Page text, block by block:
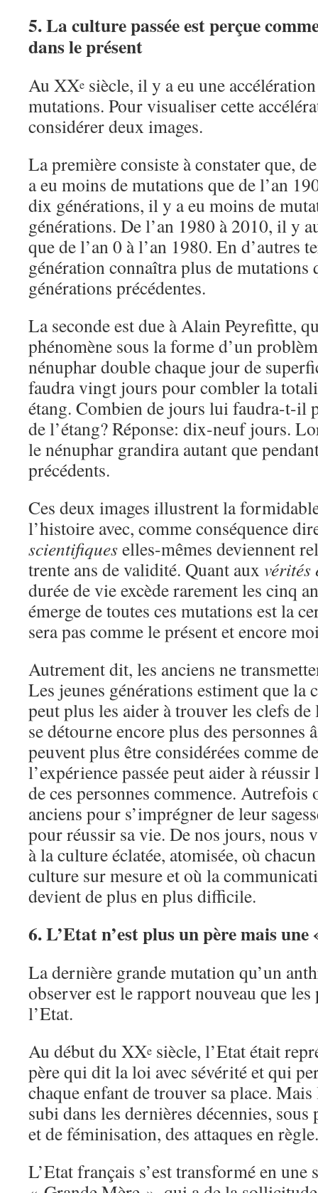
5. La culture passée est perçue
dans le présent
Au XXe siècle, il y a eu une
mutations. Pour visualiser cette
considérer deux images.
La première consiste à constater que,
a eu moins de mutations que de l’an
dix générations, il y a eu moins de
générations. De l’an 1980 à 2010, il y
que de l’an 0 à l’an 1980. En d’autres
génération connaîtra plus de mutations
générations précédentes.
La seconde est due à Alain Peyrefitte,
phénomène sous la forme d’un
nénuphar double chaque jour de
faudra vingt jours pour combler la
étang. Combien de jours lui faudra-t-il
de l’étang? Réponse: dix-neuf jours.
le nénuphar grandira autant que
précédents.
Ces deux images illustrent la
l’histoire avec, comme conséquence
scientifiqueselles-mêmes deviennent
trente ans de validité. Quant aux vérités
durée de vie excède rarement les cinq
émerge de toutes ces mutations est la
sera pas comme le présent et encore
Autrement dit, les anciens ne
Les jeunes générations estiment que la
peut plus les aider à trouver les clefs de
se détourne encore plus des personnes
peuvent plus être considérées comme
l’expérience passée peut aider à
de ces personnes commence. Autrefois
anciens pour s’imprégner de leur
pour réussir sa vie. De nos jours, nous
à la culture éclatée, atomisée, où
culture sur mesure et où la
devient de plus en plus difficile.
6. L’Etat n’est plus un père mais
La dernière grande mutation qu’un
observer est le rapport nouveau que les
l’Etat.
Au début du XXe siècle, l’Etat était
père qui dit la loi avec sévérité et qui
chaque enfant de trouver sa place.
subi dans les dernières décennies,
et de féminisation, des attaques en règle.
L’Etat français s’est transformé en